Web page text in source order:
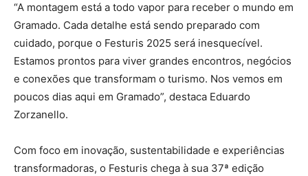
“A montagem está a todo vapor para receber o mundo em
Gramado. Cada detalhe está sendo preparado com
cuidado, porque o Festuris 2025 será inesquecível.
Estamos prontos para viver grandes encontros, negócios
e conexões que transformam o turismo. Nos vemos em
poucos dias aqui em Gramado”, destaca Eduardo
Zorzanello.
Com foco em inovação, sustentabilidade e experiências
transformadoras, o Festuris chega à sua 37ª edição